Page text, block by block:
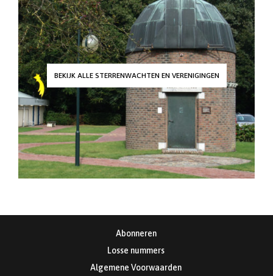
BEKIJK ALLE STERRENWACHTEN EN VERENIGINGEN
Abonneren
Losse nummers
Algemene Voorwaarden